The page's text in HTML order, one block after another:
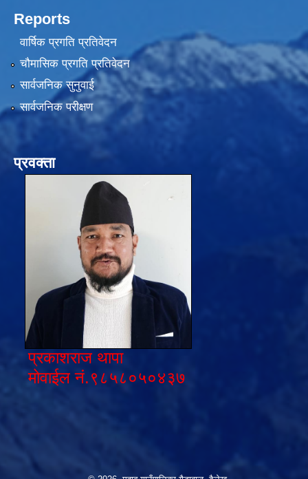
Reports
वार्षिक प्रगति प्रतिवेदन
चौमासिक प्रगति प्रतिवेदन
सार्वजनिक सुनुवाई
सार्वजनिक परीक्षण
प्रवक्ता
प्रकाशराज थापा
मोवाईल नं.९८५८०५०४३७